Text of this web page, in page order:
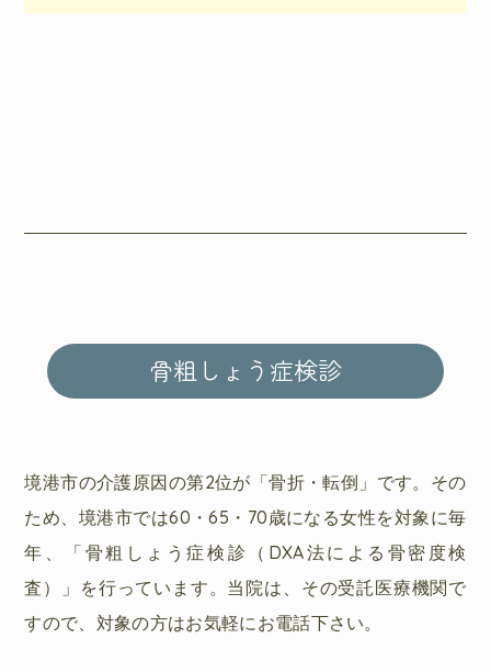
骨粗しょう症検診
境港市の介護原因の第2位が「骨折・転倒」です。その
ため、境港市では60・65・70歳になる女性を対象に毎
年、「骨粗しょう症検診（DXA法による骨密度検
査）」を行っています。当院は、その受託医療機関で
すので、対象の方はお気軽にお電話下さい。